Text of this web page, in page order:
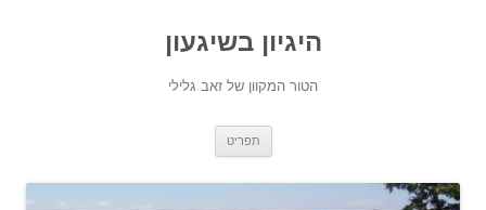
היגיון בשיגעון
הטור המקוון של זאב גלילי
תפריט